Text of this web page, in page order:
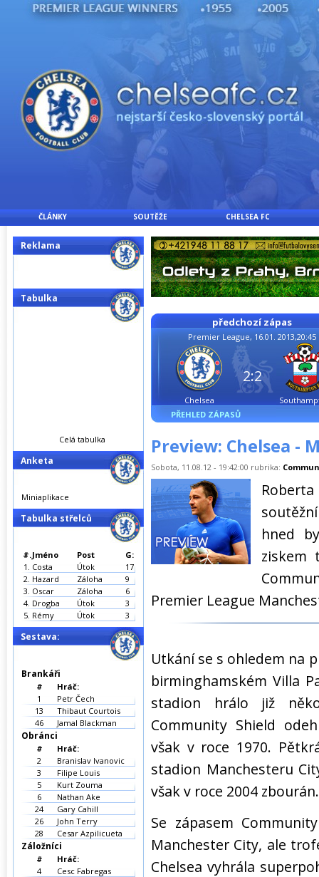
ČLÁNKY SOUTĚŽE CHELSEA FC
předchozí zápas
Premier League, 16.01. 2013,20:45
Chelsea
2:2
PŘEHLED ZÁPASŮ
Preview: Chelsea -
Sobota, 11.08.12 - 19:42:00 rubrika:
hned
ziskem
Premier League
Utkání se s ohledem na
birminghamském Villa
stadion hrálo již
Community Shield
však v roce 1970.
stadion Manchesteru
však v roce 2004 zbourán.
Se zápasem
Manchester City, ale
Chelsea vyhrála
Reklama
Tabulka
Celá tabulka
Anketa
Miniaplikace
Tabulka střelců
#.Jméno Post
G:
1. Costa Útok
17
2. Hazard Záloha
9
3. Oscar Záloha
6
4. Drogba Útok
3
5. Rémy Útok 3
Sestava:
Brankáři
#
Hráč:
1
Petr Čech
13
Thibaut Courtois
46
Jamal Blackman
Obránci
#
Hráč:
2
Branislav Ivanovic
3
Filipe Louis
5
Kurt Zouma
6
Nathan Ake
24
Gary Cahill
26
John Terry
28
Cesar Azpilicueta
Záložníci
#
Hráč:
4
Cesc Fabregas